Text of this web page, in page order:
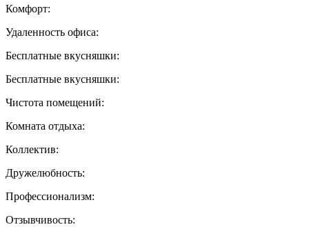
Комфорт:
Удаленность офиса:
Бесплатные вкусняшки:
Бесплатные вкусняшки:
Чистота помещений:
Комната отдыха:
Коллектив:
Дружелюбность:
Профессионализм:
Отзывчивость: